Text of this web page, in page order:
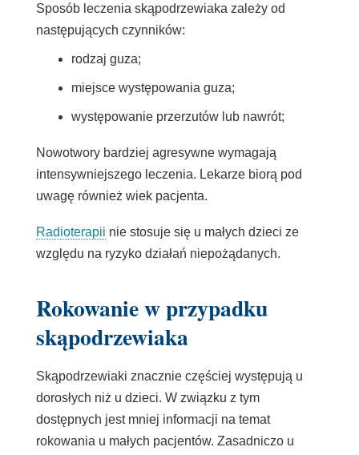
Sposób leczenia skąpodrzewiaka zależy od
następujących czynników:
rodzaj guza;
miejsce występowania guza;
występowanie przerzutów lub nawrót;
Nowotwory bardziej agresywne wymagają
intensywniejszego leczenia. Lekarze biorą pod
uwagę również wiek pacjenta.
Radioterapii nie stosuje się u małych dzieci ze
względu na ryzyko działań niepożądanych.
Rokowanie w przypadku
skąpodrzewiaka
Skąpodrzewiaki znacznie częściej występują u
dorosłych niż u dzieci. W związku z tym
dostępnych jest mniej informacji na temat
rokowania u małych pacjentów. Zasadniczo u